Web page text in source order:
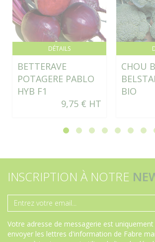
DÉTAILS
BETTERAVE
POTAGERE PABLO
HYB F1
9,75 € HT
CHOU
BIO
INSCRIPTION À NOTRE
Votre adresse de messagerie est
envoyer les lettres d'information de Fabre